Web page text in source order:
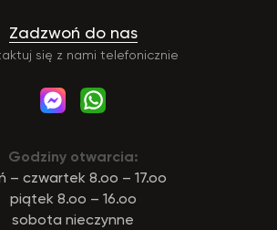
się z nami telefonicznie
Zadzwoń do nas
Godziny otwarcia:
– czwartek 8.oo – 17.oo
piątek 8.oo – 16.oo
sobota nieczynne